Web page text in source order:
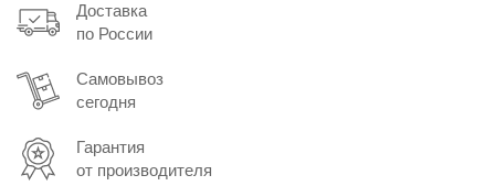
Доставка
по России
Самовывоз
сегодня
Гарантия
от производителя